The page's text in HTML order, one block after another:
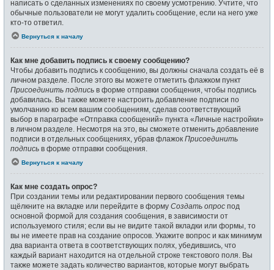
написать о сделанных изменениях по своему усмотрению. Учтите, что
обычные пользователи не могут удалить сообщение, если на него уже
кто-то ответил.
Вернуться к началу
Как мне добавить подпись к своему сообщению?
Чтобы добавить подпись к сообщению, вы должны сначала создать её в
личном разделе. После этого вы можете отметить флажком пункт
Присоединить подпись в форме отправки сообщения, чтобы подпись
добавилась. Вы также можете настроить добавление подписи по
умолчанию ко всем вашим сообщениям, сделав соответствующий
выбор в параграфе «Отправка сообщений» пункта «Личные настройки»
в личном разделе. Несмотря на это, вы сможете отменить добавление
подписи в отдельных сообщениях, убрав флажок Присоединить
подпись в форме отправки сообщения.
Вернуться к началу
Как мне создать опрос?
При создании темы или редактировании первого сообщения темы
щёлкните на вкладке или перейдите в форму Создать опрос под
основной формой для создания сообщения, в зависимости от
используемого стиля; если вы не видите такой вкладки или формы, то
вы не имеете прав на создание опросов. Укажите вопрос и как минимум
два варианта ответа в соответствующих полях, убедившись, что
каждый вариант находится на отдельной строке текстового поля. Вы
также можете задать количество вариантов, которые могут выбрать